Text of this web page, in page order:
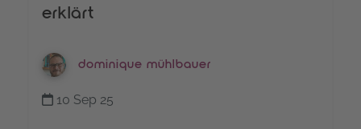
erklärt
dominique mühlbauer
10 Sep 25